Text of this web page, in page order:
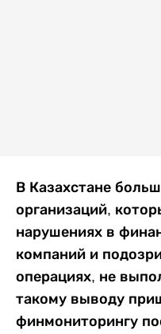
В Казахстане
организаций,
нарушениях в
компаний и
операциях, не
такому выводу
финмониторингу